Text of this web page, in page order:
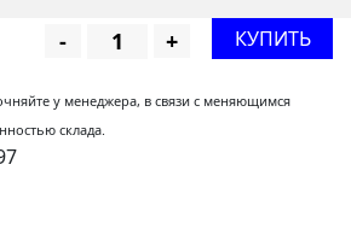
- + КУПИТЬ
у менеджера, в связи с меняющимся
склада.